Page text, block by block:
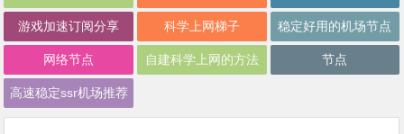
游戏加速订阅分享 科学上网梯子 稳定好用的机场节点
网络节点 自建科学上网的方法 节点
高速稳定ssr机场推荐